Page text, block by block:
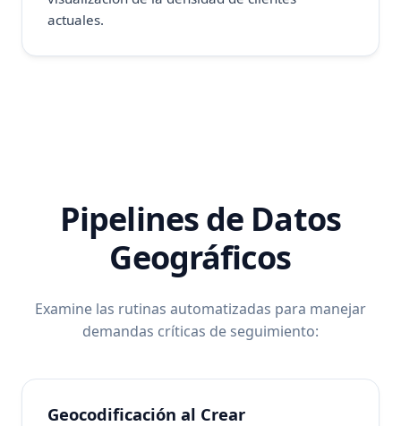
actuales.
Pipelines de Datos
Geográficos
Examine las rutinas automatizadas para manejar
demandas críticas de seguimiento:
Geocodificación al Crear